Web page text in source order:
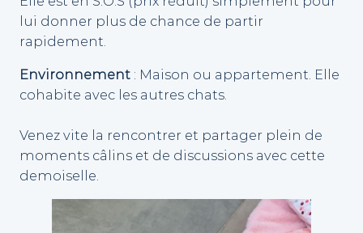
lui donner plus de chance de partir
rapidement.
Environnement : Maison ou appartement. Elle
cohabite avec les autres chats.
Venez vite la rencontrer et partager plein de
moments câlins et de discussions avec cette
demoiselle.